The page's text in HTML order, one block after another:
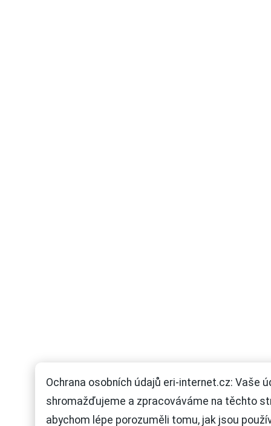
Ochrana osobních údajů eri-internet.cz: Vaše
shromažďujeme a zpracováváme na těchto
abychom lépe porozuměli tomu, jak jsou